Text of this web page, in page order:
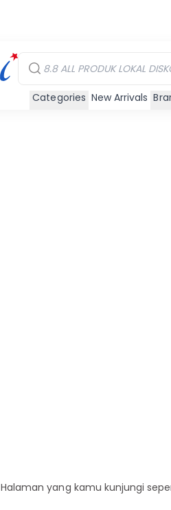
Categories New Arrivals
Halaman yang kamu kunjungi